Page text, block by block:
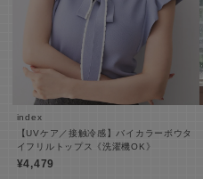
index
【UVケア／接触冷感】バイカラーボウタ
イフリルトップス《洗濯機OK》
¥4,479